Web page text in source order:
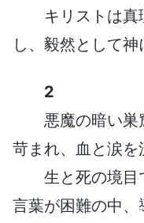
キリストは
し、毅然として神
2
悪魔の暗い巣
苛まれ、血と涙を
生と死の境目
言葉が困難の中、